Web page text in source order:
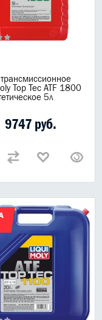
Top Tec ATF 1800
5л
9747 руб.